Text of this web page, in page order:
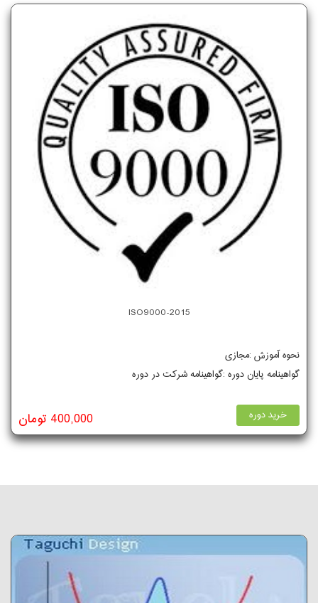
ISO9000-2015
نحوه آموزش :مجازی
گواهینامه پایان دوره :گواهینامه شرکت در دوره
خرید دوره 400,000 تومان